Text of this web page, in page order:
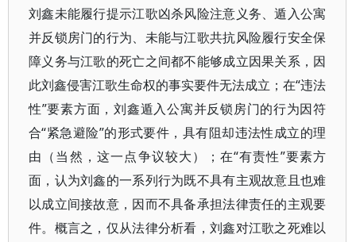
刘鑫未能履行提示江歌凶杀风险注意义务、遁入公寓
并反锁房门的行为、未能与江歌共抗风险履行安全保
障义务与江歌的死亡之间都不能够成立因果关系，因
此刘鑫侵害江歌生命权的事实要件无法成立；在“违法
性”要素方面，刘鑫遁入公寓并反锁房门的行为因符
合“紧急避险”的形式要件，具有阻却违法性成立的理
由（当然，这一点争议较大）；在“有责性”要素方
面，认为刘鑫的一系列行为既不具有主观故意且也难
以成立间接故意，因而不具备承担法律责任的主观要
件。概言之，仅从法律分析看，刘鑫对江歌之死难以